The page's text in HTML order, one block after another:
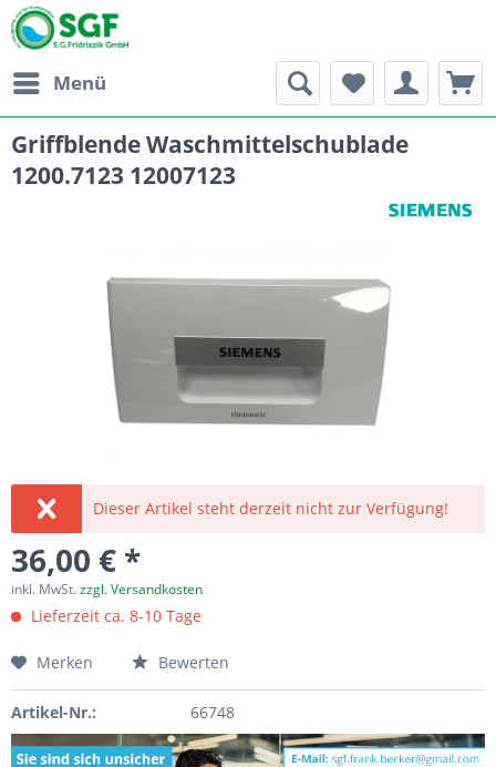
Menü
Griffblende Waschmittelschublade
1200.7123 12007123
Dieser Artikel steht derzeit nicht zur Verfügung!
36,00 € *
inkl. MwSt.zzgl. Versandkosten
Lieferzeit ca. 8-10 Tage
Merken Bewerten
Artikel-Nr.: 66748